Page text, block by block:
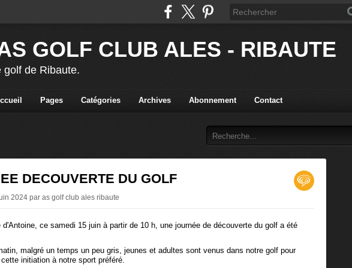
GOLF CLUB ALES - RIBAUTE
golf de Ribaute.
Pages Catégories Archives Abonnement Contact
DECOUVERTE DU GOLF
2024 par as golf club ales ribaute
d'Antoine, ce samedi 15 juin à partir de 10 h, une journée de découverte du golf a été
malgré un temps un peu gris, jeunes et adultes sont venus dans notre golf pour
initiation à notre sport préféré.